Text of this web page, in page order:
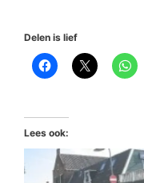
Delen is lief
Lees ook: